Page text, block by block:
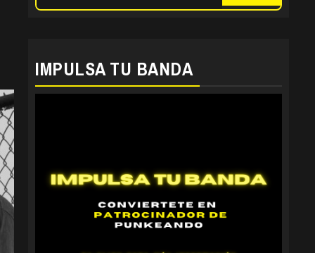
IMPULSA TU BANDA